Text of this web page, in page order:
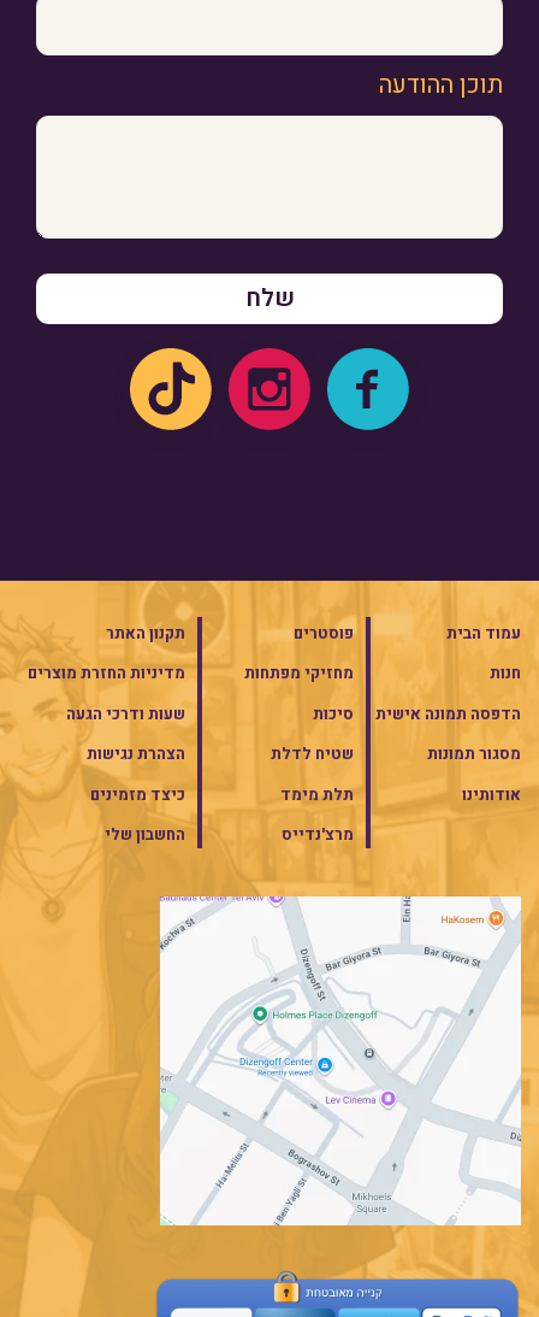
תוכן ההודעה
עמוד הבית
חנות
הדפסה תמונה אישית
מסגור תמונות
אודותינו
פוסטרים
מחזיקי מפתחות
סיכות
שטיח לדלת
תלת מימד
מרצ'נדייס
תקנון האתר
מדיניות החזרת מוצרים
שעות ודרכי הגעה
הצהרת נגישות
כיצד מזמינים
החשבון שלי